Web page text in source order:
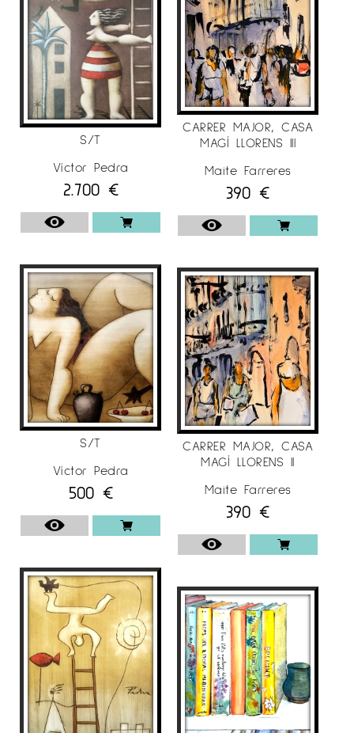
S/T
Víctor Pedra
2.700 €
S/T
Víctor Pedra
500 €
CARRER MAJOR, CASA
MAGÍ LLORENS III
Maite Farreres
390 €
CARRER MAJOR, CASA
MAGÍ LLORENS II
Maite Farreres
390 €